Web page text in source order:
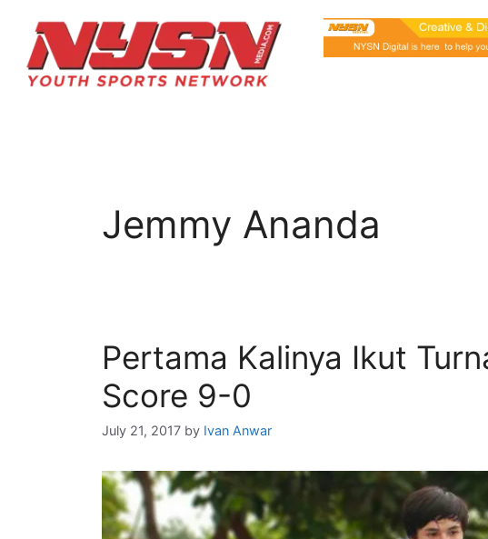
Jemmy Ananda
Pertama Kalinya Ikut
Score 9-0
July 21, 2017 by Ivan Anwar